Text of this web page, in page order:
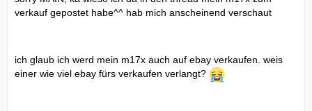
verkauf gepostet habe^^ hab mich anscheinend verschaut
ich glaub ich werd mein m17x auch auf ebay verkaufen. weis
einer wie viel ebay fürs verkaufen verlangt?